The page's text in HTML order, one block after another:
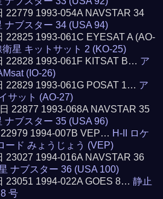
22779 1993-054A NAVSTAR 34
ナブスター 34 (USA 94)
22825 1993-061C EYESAT A (AO-
星 キットサット 2 (KO-25)
22828 1993-061F KITSAT B… ア
(IO-26)
22829 1993-061G POSAT 1… ア
サット (AO-27)
22877 1993-068A NAVSTAR 35
ナブスター 35 (USA 96)
1994-007B VEP… H-II ロケ
ード みょうじょう (VEP)
23027 1994-016A NAVSTAR 36
ナブスター 36 (USA 100)
23051 1994-022A GOES 8…静止
号